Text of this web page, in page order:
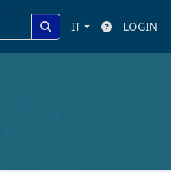
IT LOGIN